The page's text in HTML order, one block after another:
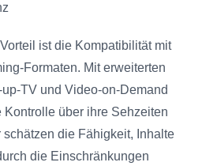
ist die Kompatibilität mit
Formaten. Mit erweiterten
TV und Video-on-Demand
Kontrolle über ihre Sehzeiten
die Fähigkeit, Inhalte
die Einschränkungen